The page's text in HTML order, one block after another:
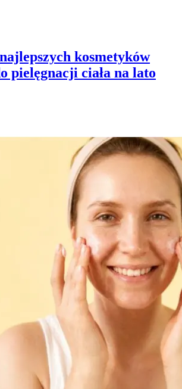
kosmetyków
pielęgnacji ciała na lato